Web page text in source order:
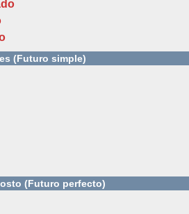
(Futuro simple)
(Futuro perfecto)